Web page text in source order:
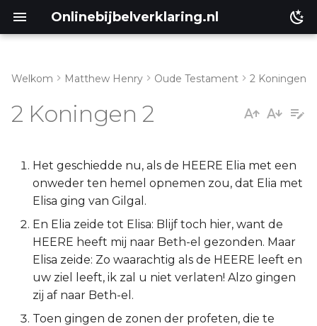
Onlinebijbelverklaring.nl
2 Koningen 2:1-8
2 Koningen 2:9-12
2 Koningen 2:13-18
2 Koningen 2:19-25
Lukas
Johannes
Handelingen
Romeinen
1 Korinthe
Welkom Matthew Henry Oude Testament 2 Koningen
2 Koningen 2
Het geschiedde nu, als de HEERE Elia met een
onweder ten hemel opnemen zou, dat Elia met
Elisa ging van Gilgal.
En Elia zeide tot Elisa: Blijf toch hier, want de
HEERE heeft mij naar Beth-el gezonden. Maar
Elisa zeide: Zo waarachtig als de HEERE leeft en
uw ziel leeft, ik zal u niet verlaten! Alzo gingen
zij af naar Beth-el.
Toen gingen de zonen der profeten, die te